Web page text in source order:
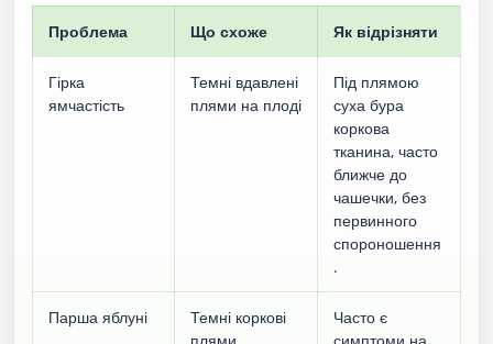
Проблема Що схоже Як відрізняти
Гірка
ямчастість
Темні вдавлені
плями на плоді
Під плямою
суха бура
коркова
тканина, часто
ближче до
чашечки, без
первинного
спороношення
.
Парша яблуні
Темні коркові
Часто є